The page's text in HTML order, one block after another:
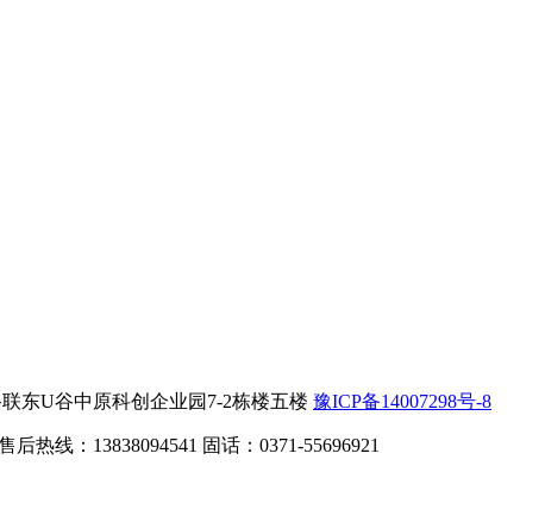
东U谷中原科创企业园7-2栋楼五楼 豫ICP备14007298号-8
后热线：13838094541 固话：0371-55696921